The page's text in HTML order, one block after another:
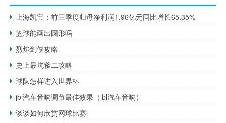
上海凯宝：前三季度归母净利润1.96亿元同比增长65.35%
篮球能画出圆形吗
烈焰剑侠攻略
史上最坑爹二攻略
球队怎样进入世界杯
jbl汽车音响调节最佳效果（jbl汽车音响）
谈谈如何欣赏网球比赛